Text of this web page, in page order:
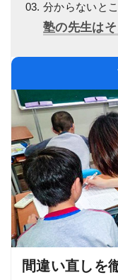
分からないと
塾の先生は
間違い直しを